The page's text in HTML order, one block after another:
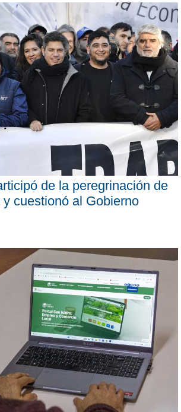
de la peregrinación de
cuestionó al Gobierno